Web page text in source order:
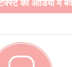
को ऑडियो में